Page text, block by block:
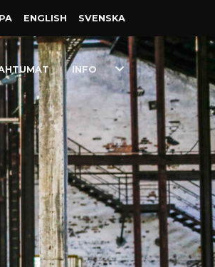
ENGLISH SVENSKA
INFO
Toggle
Dropdown